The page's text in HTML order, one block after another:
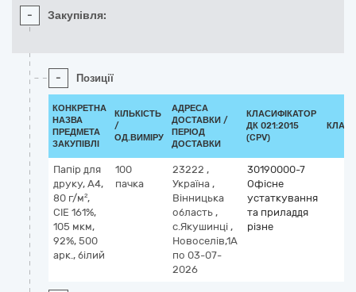
- Закупівля:
- Позиції
КОНКРЕТНА
НАЗВА
ПРЕДМЕТА
ЗАКУПІВЛІ
КІЛЬКІСТЬ
/
ОД.ВИМІРУ
АДРЕСА
ДОСТАВКИ /
ПЕРІОД
ДОСТАВКИ
КЛАСИФІКАТОР
ДК 021:2015
(CPV)
Папір для
друку, А4,
80 г/м²,
СIE 161%,
105 мкм,
92%, 500
арк., білий
100
пачка
23222 ,
Україна ,
Вінницька
область ,
с.Якушинці ,
Новоселів,1А
по 03-07-
2026
30190000-7
Офісне
устаткування
та приладдя
різне